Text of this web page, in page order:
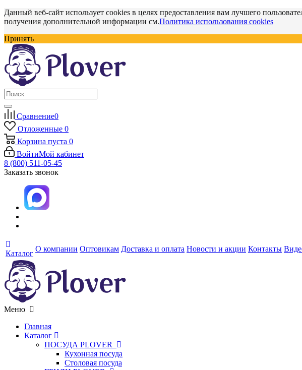
Данный веб-сайт использует cookies в целях предоставления вам лучшего
получения дополнительной информации см.Политика использования cookies
Принять
Сравнение0
Отложенные 0
Корзина пуста 0
ВойтиМой кабинет
8 (800) 511-05-45
Заказать звонок
Каталог
О компании Оптовикам Доставка и оплата Новости и акции Контакты
Меню
Главная
Каталог
ПОСУДА PLOVER
Кухонная посуда
Столовая посуда